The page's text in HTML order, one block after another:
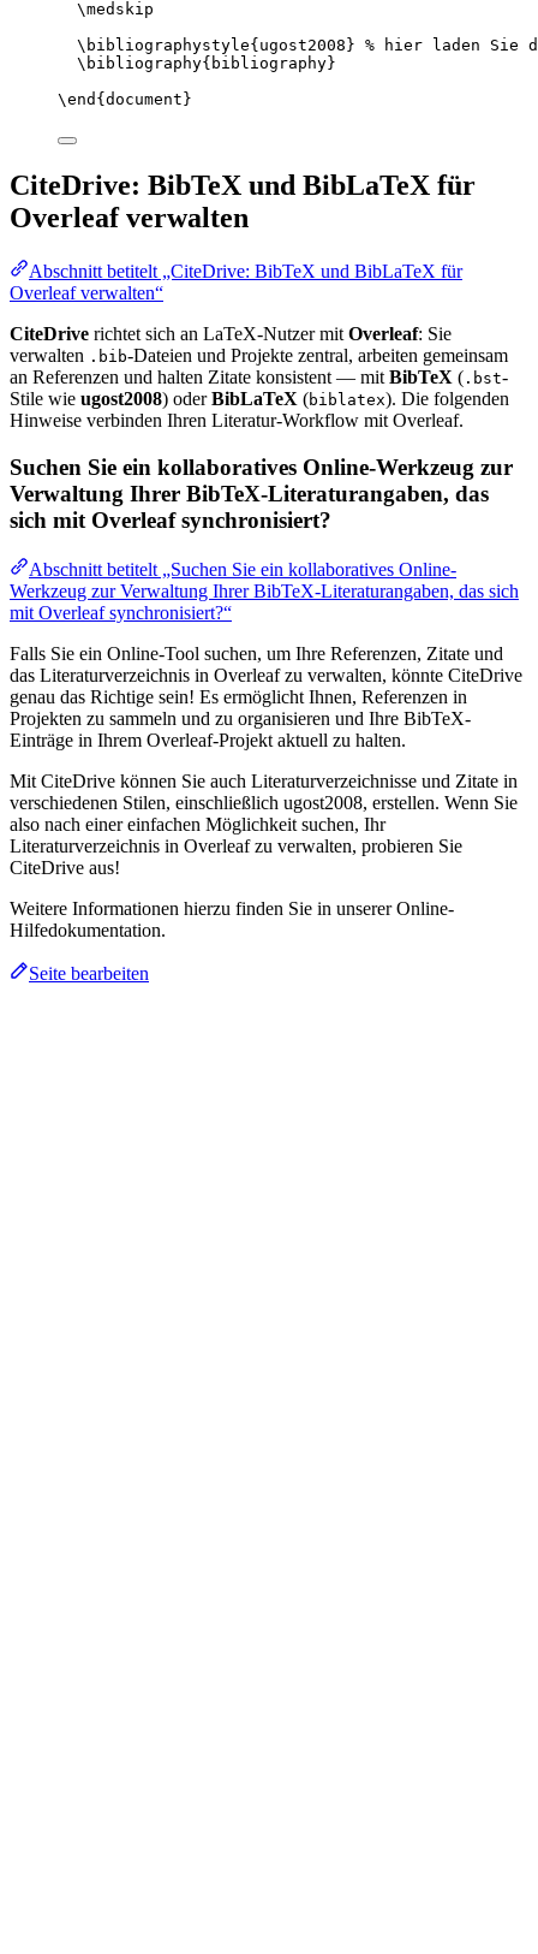
\medskip
\bibliographystyle{ugost2008} % hier laden Sie
\bibliography{bibliography}
\end { document }
CiteDrive: BibTeX und BibLaTeX für
Overleaf verwalten
Abschnitt betitelt „CiteDrive: BibTeX und BibLaTeX für
Overleaf verwalten“
CiteDrive richtet sich an LaTeX-Nutzer mit Overleaf: Sie
verwalten .bib-Dateien und Projekte zentral, arbeiten gemeinsam
an Referenzen und halten Zitate konsistent — mit BibTeX ( .bst-
Stile wie ugost2008) oderBibLaTeX (biblatex). Die folgenden
Hinweise verbinden Ihren Literatur-Workflow mit Overleaf.
Suchen Sie ein kollaboratives Online-Werkzeug zur
Verwaltung Ihrer BibTeX-Literaturangaben, das
sich mit Overleaf synchronisiert?
Abschnitt betitelt „Suchen Sie ein kollaboratives Online-
Werkzeug zur Verwaltung Ihrer BibTeX-Literaturangaben, das sich
mit Overleaf synchronisiert?“
Falls Sie ein Online-Tool suchen, um Ihre Referenzen, Zitate und
das Literaturverzeichnis in Overleaf zu verwalten, könnte CiteDrive
genau das Richtige sein! Es ermöglicht Ihnen, Referenzen in
Projekten zu sammeln und zu organisieren und Ihre BibTeX-
Einträge in Ihrem Overleaf-Projekt aktuell zu halten.
Mit CiteDrive können Sie auch Literaturverzeichnisse und Zitate in
verschiedenen Stilen, einschließlich ugost2008, erstellen. Wenn Sie
also nach einer einfachen Möglichkeit suchen, Ihr
Literaturverzeichnis in Overleaf zu verwalten, probieren Sie
CiteDrive aus!
Weitere Informationen hierzu finden Sie in unserer Online-
Hilfedokumentation.
Seite bearbeiten